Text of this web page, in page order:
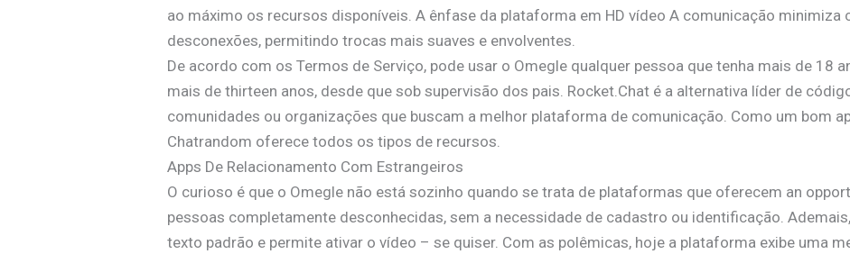
ao máximo os recursos disponíveis. A ênfase da plataforma em HD vídeo A comunicação minimiza
desconexões, permitindo trocas mais suaves e envolventes.
De acordo com os Termos de Serviço, pode usar o Omegle qualquer pessoa que tenha mais de 18
mais de thirteen anos, desde que sob supervisão dos pais. Rocket.Chat é a alternativa líder de
comunidades ou organizações que buscam a melhor plataforma de comunicação. Como um bom
Chatrandom oferece todos os tipos de recursos.
Apps De Relacionamento Com Estrangeiros
O curioso é que o Omegle não está sozinho quando se trata de plataformas que oferecem an
pessoas completamente desconhecidas, sem a necessidade de cadastro ou identificação.
texto padrão e permite ativar o vídeo – se quiser. Com as polêmicas, hoje a plataforma exibe uma